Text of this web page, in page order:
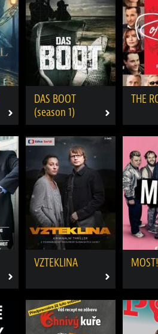
DAS BOOT
(season 1)
THE
VZTEKLINA MOST!